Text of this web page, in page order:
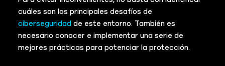
cuáles son los principales desafíos de
ciberseguridad de este entorno. También es
necesario conocer e implementar una serie de
mejores prácticas para potenciar la protección.